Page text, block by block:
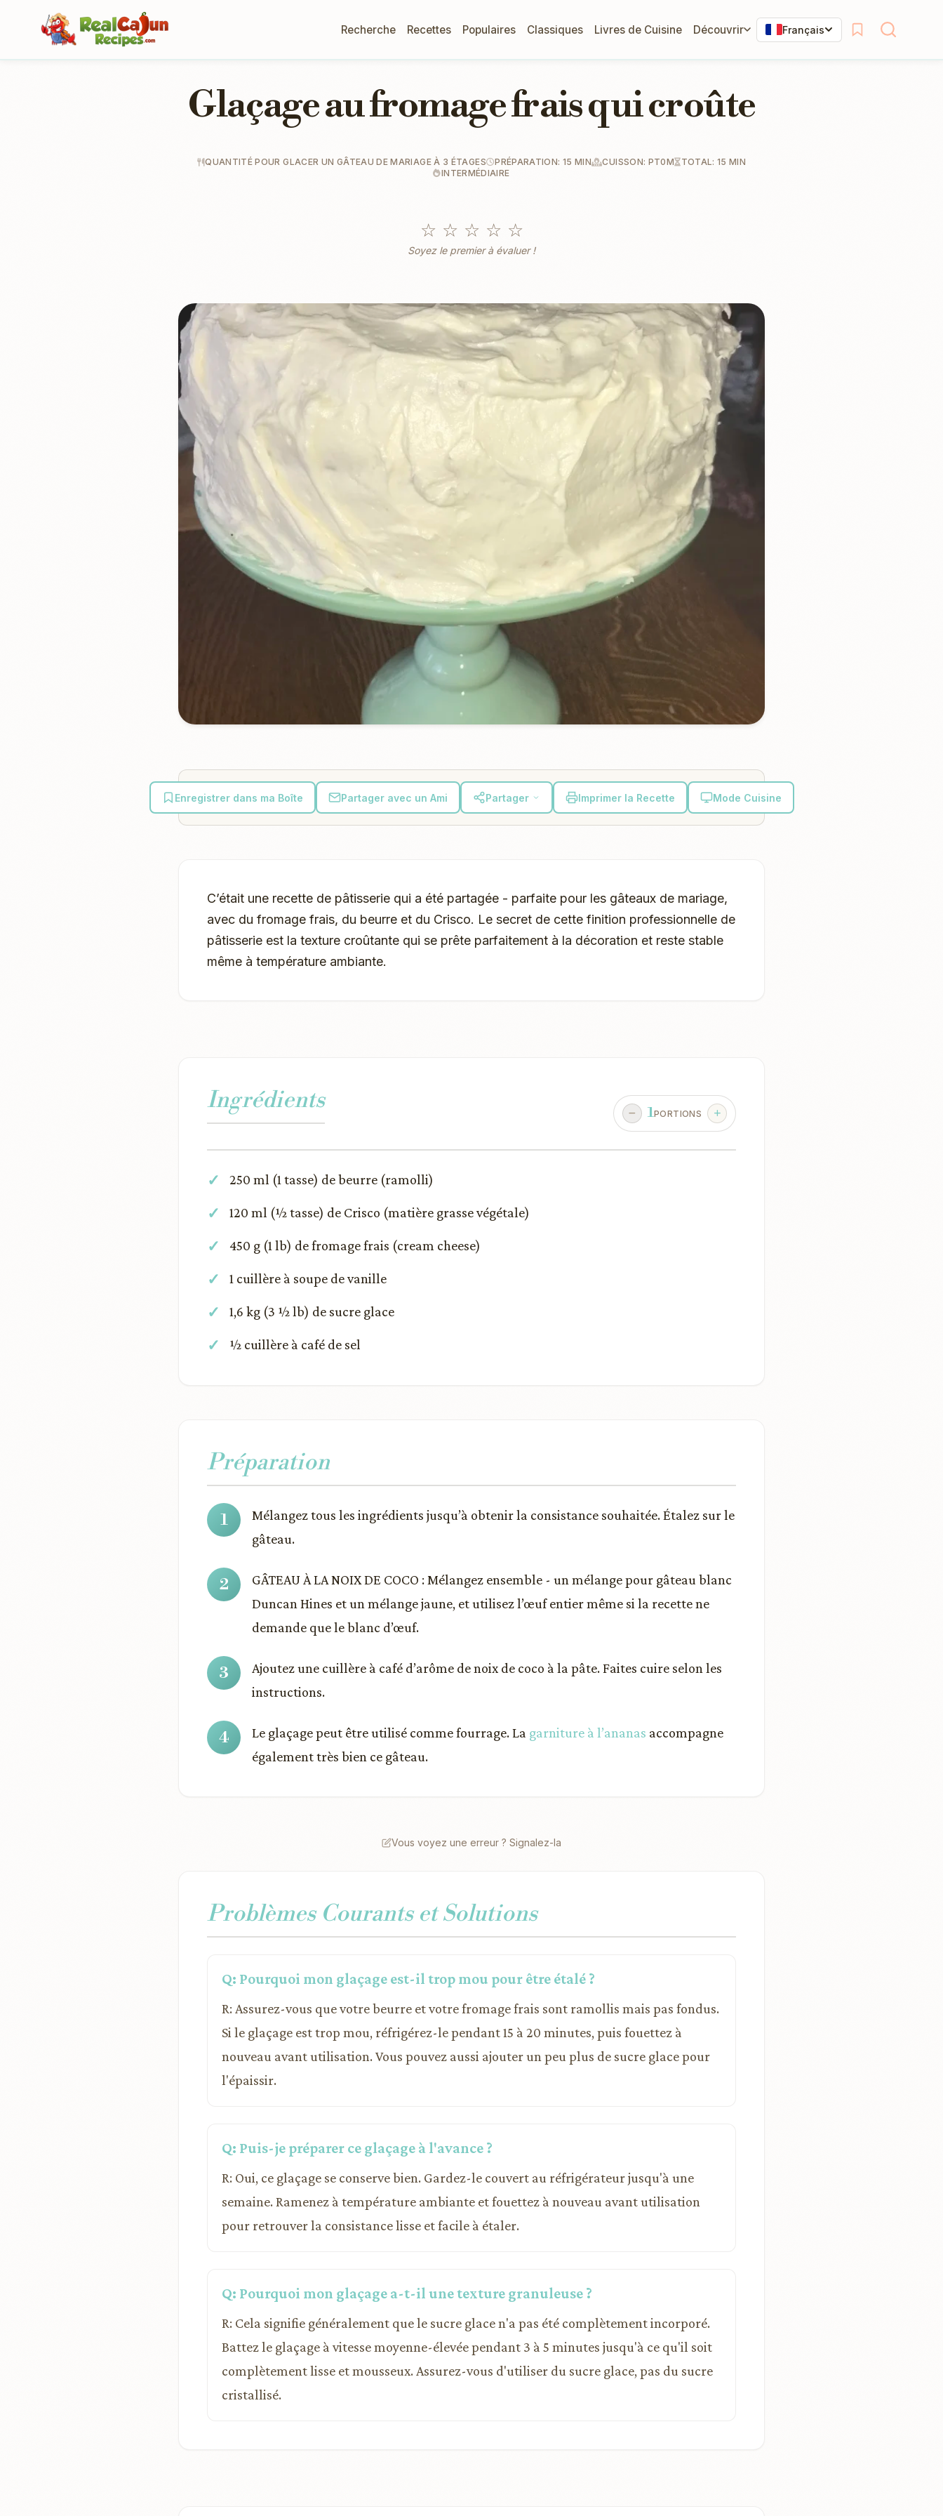
Recherche Recettes Populaires Classiques Livres de Cuisine Découvrir Français
Glaçage au fromage frais qui croûte
QUANTITÉ POUR GLACER UN GÂTEAU DE MARIAGE À 3 ÉTAGES PRÉPARATION: 15 MIN CUISSON: PT0M
TOTAL: 15 MIN
INTERMÉDIAIRE
☆ ☆ ☆ ☆ ☆
Soyez le premier à évaluer !
Enregistrer dans ma Boîte Partager avec un Ami Partager Imprimer la Recette Mode Cuisine
C’était une recette de pâtisserie qui a été partagée - parfaite pour les gâteaux de mariage,
avec du fromage frais, du beurre et du Crisco. Le secret de cette finition professionnelle de
pâtisserie est la texture croûtante qui se prête parfaitement à la décoration et reste stable
même à température ambiante.
Ingrédients 1PORTIONS
250 ml (1 tasse) de beurre (ramolli)
120 ml (½ tasse) de Crisco (matière grasse végétale)
450 g (1 lb) de fromage frais (cream cheese)
1 cuillère à soupe de vanille
1,6 kg (3 ½ lb) de sucre glace
½ cuillère à café de sel
Préparation
Mélangez tous les ingrédients jusqu’à obtenir la consistance souhaitée. Étalez sur le
gâteau.
GÂTEAU À LA NOIX DE COCO : Mélangez ensemble - un mélange pour gâteau blanc
Duncan Hines et un mélange jaune, et utilisez l’œuf entier même si la recette ne
demande que le blanc d’œuf.
Ajoutez une cuillère à café d’arôme de noix de coco à la pâte. Faites cuire selon les
instructions.
Le glaçage peut être utilisé comme fourrage. La garniture à l’ananas accompagne
également très bien ce gâteau.
Vous voyez une erreur ? Signalez-la
Problèmes Courants et Solutions
Q: Pourquoi mon glaçage est-il trop mou pour être étalé ?
R: Assurez-vous que votre beurre et votre fromage frais sont ramollis mais pas fondus.
Si le glaçage est trop mou, réfrigérez-le pendant 15 à 20 minutes, puis fouettez à
nouveau avant utilisation. Vous pouvez aussi ajouter un peu plus de sucre glace pour
l'épaissir.
Q: Puis-je préparer ce glaçage à l'avance ?
R: Oui, ce glaçage se conserve bien. Gardez-le couvert au réfrigérateur jusqu'à une
semaine. Ramenez à température ambiante et fouettez à nouveau avant utilisation
pour retrouver la consistance lisse et facile à étaler.
Q: Pourquoi mon glaçage a-t-il une texture granuleuse ?
R: Cela signifie généralement que le sucre glace n'a pas été complètement incorporé.
Battez le glaçage à vitesse moyenne-élevée pendant 3 à 5 minutes jusqu'à ce qu'il soit
complètement lisse et mousseux. Assurez-vous d'utiliser du sucre glace, pas du sucre
cristallisé.